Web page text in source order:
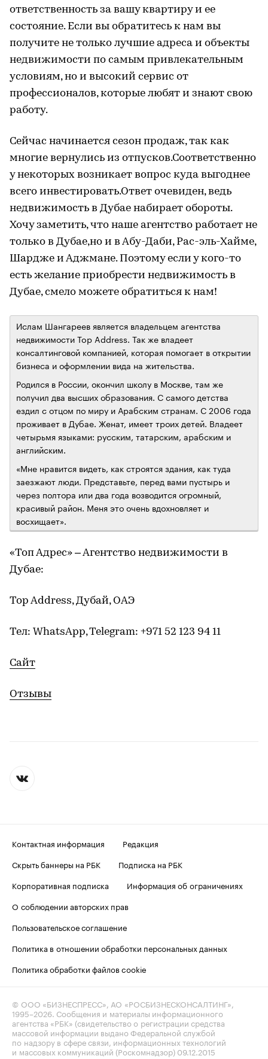
ответственность за вашу квартиру и ее
состояние. Если вы обратитесь к нам вы
получите не только лучшие адреса и объекты
недвижимости по самым привлекательным
условиям, но и высокий сервис от
профессионалов, которые любят и знают свою
работу.
Сейчас начинается сезон продаж, так как
многие вернулись из отпусков.Соответственно
у некоторых возникает вопрос куда выгоднее
всего инвестировать.Ответ очевиден, ведь
недвижимость в Дубае набирает обороты.
Хочу заметить, что наше агентство работает не
только в Дубае,но и в Абу-Даби, Рас-эль-Хайме,
Шардже и Аджмане. Поэтому если у кого-то
есть желание приобрести недвижимость в
Дубае, смело можете обратиться к нам!
Ислам Шангареев является владельцем агентства
недвижимости Top Address. Так же владеет
консалтинговой компанией, которая помогает в открытии
бизнеса и оформлении вида на жительства.
Родился в России, окончил школу в Москве, там же
получил два высших образования. С самого детства
ездил с отцом по миру и Арабским странам. С 2006 года
проживает в Дубае. Женат, имеет троих детей. Владеет
четырьмя языками: русским, татарским, арабским и
английским.
«Мне нравится видеть, как строятся здания, как туда
заезжают люди. Представьте, перед вами пустырь и
через полтора или два года возводится огромный,
красивый район. Меня это очень вдохновляет и
восхищает».
«Топ Адрес» – Агентство недвижимости в
Дубае:
Top Address, Дубай, ОАЭ
Тел: WhatsApp, Telegram: +971 52 123 94 11
Сайт
Отзывы
Контактная информация
Редакция
Скрыть баннеры на РБК
Подписка на РБК
Корпоративная подписка
Информация об ограничениях
О соблюдении авторских прав
Пользовательское соглашение
Политика в отношении обработки персональных данных
Политика обработки файлов cookie
© ООО «БИЗНЕСПРЕСС», АО «РОСБИЗНЕСКОНСАЛТИНГ»,
1995–2026. Сообщения и материалы информационного
агентства «РБК» (свидетельство о регистрации средства
массовой информации выдано Федеральной службой
по надзору в сфере связи, информационных технологий
и массовых коммуникаций (Роскомнадзор) 09.12.2015